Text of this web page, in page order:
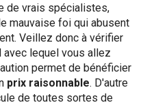
de vrais spécialistes,
mauvaise foi qui abusent
Veillez donc à vérifier
lequel vous allez
permet de bénéficier
prix raisonnable. D'autre
de toutes sortes de